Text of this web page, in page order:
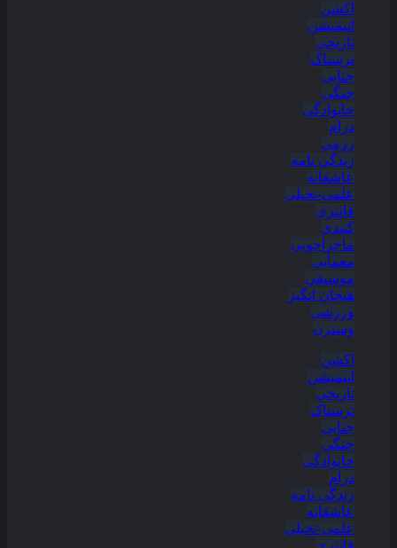
اکشن
انیمیشن
تاریخی
ترسناک
جنایی
جنگی
خانوادگی
درام
رزمی
زندگی نامه
عاشقانه
علمی-تخیلی
فانتزی
کمدی
ماجراجویی
معمایی
موسیقی
هیجان انگیز
ورزشی
وسترن
اکشن
انیمیشن
تاریخی
ترسناک
جنایی
جنگی
خانوادگی
درام
زندگی نامه
عاشقانه
علمی-تخیلی
فانتزی